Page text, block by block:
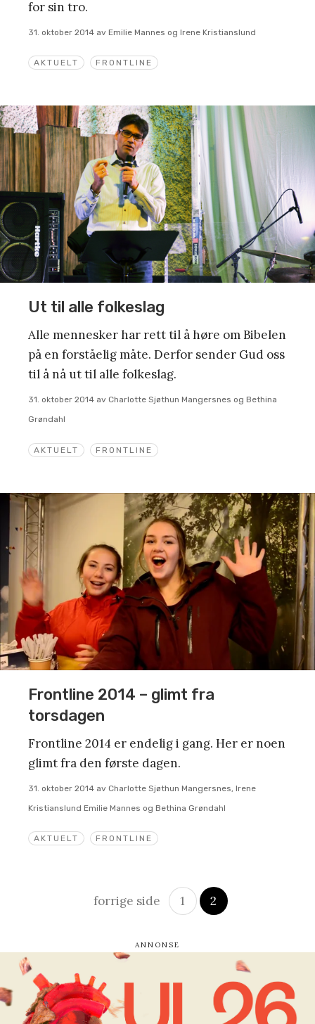
AKTUELT FRONTLINE
for sin tro.
31. oktober 2014 av Emilie Mannes og Irene Kristianslund
AKTUELT FRONTLINE
Ut til alle folkeslag
Alle mennesker har rett til å høre om Bibelen
på en forståelig måte. Derfor sender Gud oss
til å nå ut til alle folkeslag.
31. oktober 2014 av Charlotte Sjøthun Mangersnes og Bethina
Grøndahl
AKTUELT FRONTLINE
Frontline 2014 – glimt fra
torsdagen
Frontline 2014 er endelig i gang. Her er noen
glimt fra den første dagen.
31. oktober 2014 av Charlotte Sjøthun Mangersnes, Irene
Kristianslund Emilie Mannes og Bethina Grøndahl
Innleggsnavigasjon
forrige side 1 2